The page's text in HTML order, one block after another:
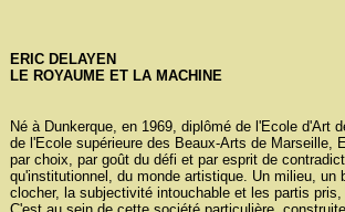
ERIC DELAYEN
LE ROYAUME ET LA MACHINE
Né à Dunkerque, en 1969, diplômé de l'Ecole d'Art
de l'Ecole supérieure des Beaux-Arts de Marseille,
par choix, par goût du défi et par esprit de
qu'institutionnel, du monde artistique. Un milieu,
clocher, la subjectivité intouchable et les partis